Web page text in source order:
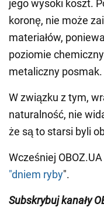
jego wysoki koszt.
koronę, nie może
materiałów,
poziomie
metaliczny posmak.
W związku z tym,
naturalność, nie
że są to starsi byli
Wcześniej
"dniem ryby".
Subskrybuj kanały